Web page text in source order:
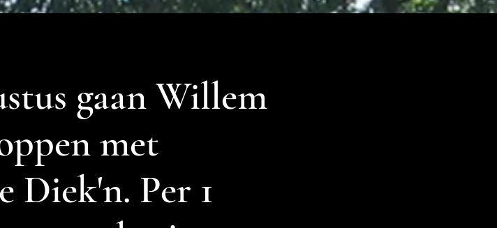
gaan Willem
met
Diek'n. Per 1